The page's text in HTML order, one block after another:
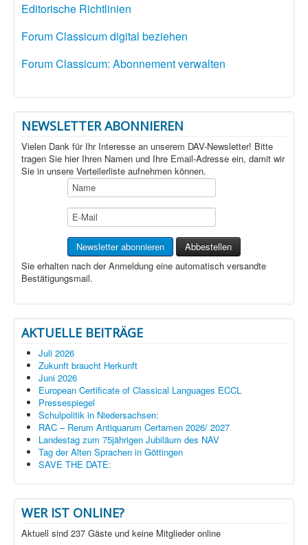
Editorische Richtlinien
Forum Classicum digital beziehen
Forum Classicum: Abonnement verwalten
NEWSLETTER ABONNIEREN
Vielen Dank für Ihr Interesse an unserem DAV-Newsletter! Bitte
tragen Sie hier Ihren Namen und Ihre Email-Adresse ein, damit wir
Sie in unsere Verteilerliste aufnehmen können.
Sie erhalten nach der Anmeldung eine automatisch versandte
Bestätigungsmail.
AKTUELLE BEITRÄGE
Juli 2026
Zukunft braucht Herkunft
Juni 2026
European Certificate of Classical Languages ECCL
Pressespiegel
Schulpolitik in Niedersachsen:
RAC – Rerum Antiquarum Certamen 2026/ 2027
Landestag zum 75jährigen Jubiläum des NAV
Tag der Alten Sprachen in Göttingen
SAVE THE DATE:
WER IST ONLINE?
Aktuell sind 237 Gäste und keine Mitglieder online